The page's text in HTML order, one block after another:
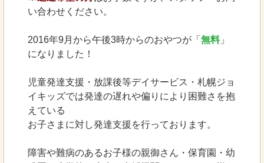
い合わせください。
2016年9月から午後3時からのおやつが「 無料」
になりました！
児童発達支援・放課後等デイサービス・札幌ジョ
イキッズでは発達の遅れや偏りにより困難さを抱
えている
お子さまに対し発達支援を行っております。
障害や難病のあるお子様の親御さん・保育園・幼